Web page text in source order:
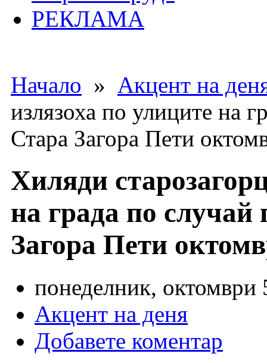
РЕКЛАМА
Начало » Акцент на
излязоха по улиците на
Стара Загора Пети
Хиляди
на града по
Загора Пети
понеделник, октомври
Акцент на деня
Добавете коментар